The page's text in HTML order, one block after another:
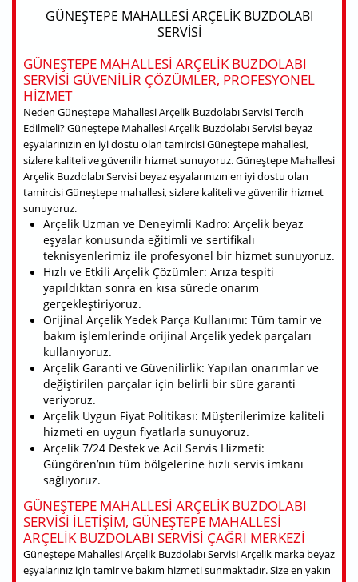
GÜNEŞTEPE MAHALLESI ARÇELIK BUZDOLABI
SERVISI
GÜNEŞTEPE MAHALLESI ARÇELIK BUZDOLABI
SERVISI GÜVENILIR ÇÖZÜMLER, PROFESYONEL
HIZMET
Neden Güneştepe Mahallesi Arçelik Buzdolabı Servisi Tercih
Edilmeli? Güneştepe Mahallesi Arçelik Buzdolabı Servisi beyaz
eşyalarınızın en iyi dostu olan tamircisi Güneştepe mahallesi,
sizlere kaliteli ve güvenilir hizmet sunuyoruz. Güneştepe Mahallesi
Arçelik Buzdolabı Servisi beyaz eşyalarınızın en iyi dostu olan
tamircisi Güneştepe mahallesi, sizlere kaliteli ve güvenilir hizmet
sunuyoruz.
Arçelik Uzman ve Deneyimli Kadro: Arçelik beyaz
eşyalar konusunda eğitimli ve sertifikalı
teknisyenlerimiz ile profesyonel bir hizmet sunuyoruz.
Hızlı ve Etkili Arçelik Çözümler: Arıza tespiti
yapıldıktan sonra en kısa sürede onarım
gerçekleştiriyoruz.
Orijinal Arçelik Yedek Parça Kullanımı: Tüm tamir ve
bakım işlemlerinde orijinal Arçelik yedek parçaları
kullanıyoruz.
Arçelik Garanti ve Güvenilirlik: Yapılan onarımlar ve
değiştirilen parçalar için belirli bir süre garanti
veriyoruz.
Arçelik Uygun Fiyat Politikası: Müşterilerimize kaliteli
hizmeti en uygun fiyatlarla sunuyoruz.
Arçelik 7/24 Destek ve Acil Servis Hizmeti:
Güngören’nın tüm bölgelerine hızlı servis imkanı
sağlıyoruz.
GÜNEŞTEPE MAHALLESI ARÇELIK BUZDOLABI
SERVISI ILETIŞIM, GÜNEŞTEPE MAHALLESI
ARÇELIK BUZDOLABI SERVISI ÇAĞRI MERKEZI
Güneştepe Mahallesi Arçelik Buzdolabı Servisi Arçelik marka beyaz
eşyalarınız için tamir ve bakım hizmeti sunmaktadır. Size en yakın